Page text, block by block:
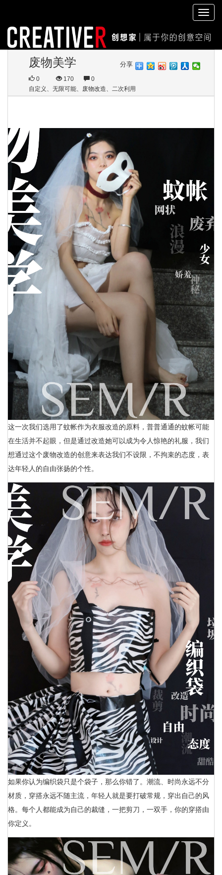
切
换
航
废物美学
0 170
0
自定义、无限可能、废物改造、二次利用
分享
这一次我们选用了蚊帐作为衣服改造的原料，普普通通的蚊帐可能
在生活并不起眼，但是通过改造她可以成为令人惊艳的礼服，我们
想通过这个废物改造的创意来表达我们不设限，不拘束的态度，表
达年轻人的自由张扬的个性。
如果你认为编织袋只是个袋子，那么你错了。潮流、时尚永远不分
材质，穿搭永远不随主流，年轻人就是要打破常规，穿出自己的风
格。每个人都能成为自己的裁缝，一把剪刀，一双手，你的穿搭由
你定义。